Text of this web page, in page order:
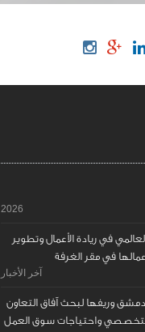
2026
في ريادة الأعمال وتطوير
في مقر الغرفة
آخر الأخبار
وريفها لبحث آفاق التعاون
واحتياجات سوق العمل